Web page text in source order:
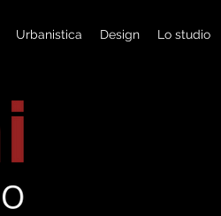
Urbanistica Design Lo studio